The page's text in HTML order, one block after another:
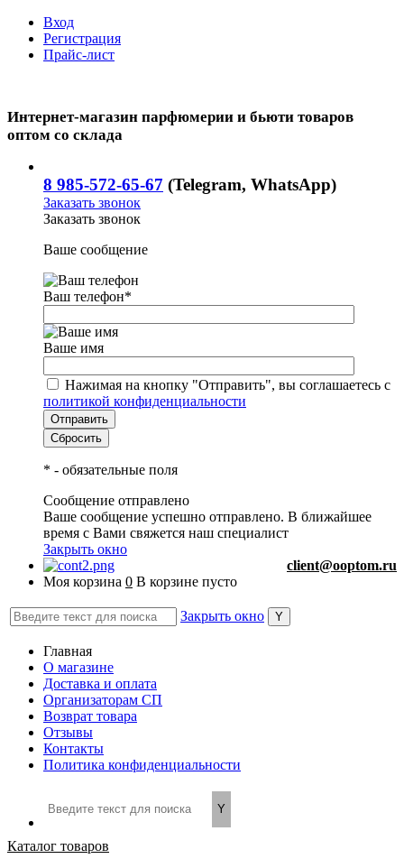
Вход
Регистрация
Прайс-лист
Интернет-магазин парфюмерии и бьюти товаров
оптом со склада
8 985-572-65-67 (Telegram, WhatsApp)
Заказать звонок
Заказать звонок
Ваше сообщение
Ваш телефон*
Ваше имя
Нажимая на кнопку "Отправить", вы соглашаетесь с
политикой конфиденциальности
* - обязательные поля
Сообщение отправлено
Ваше сообщение успешно отправлено. В ближайшее
время с Вами свяжется наш специалист
Закрыть окно
client@ooptom.ru
Моя корзина 0 В корзине пусто
Закрыть окно
Главная
О магазине
Доставка и оплата
Организаторам СП
Возврат товара
Отзывы
Контакты
Политика конфиденциальности
Каталог товаров